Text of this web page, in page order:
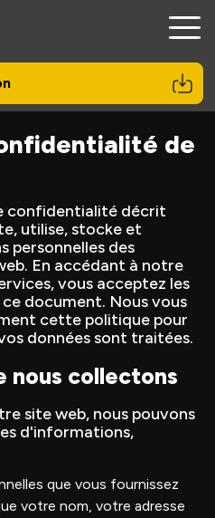
de
confidentialité décrit
utilise, stocke et
personnelles des
En accédant à notre
vous acceptez les
document. Nous vous
cette politique pour
données sont traitées.
nous collectons
site web, nous pouvons
d'informations,
que vous fournissez
votre nom, votre adresse